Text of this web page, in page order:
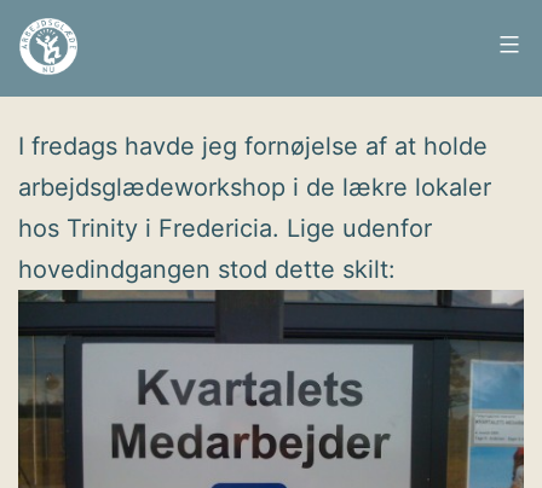
Fortsæt
Arbejdsglæde
Udgivet
I fredags havde jeg fornøjelse af at holde
arbejdsglædeworkshop i de lækre lokaler
hos Trinity i Fredericia. Lige udenfor
hovedindgangen stod dette skilt: